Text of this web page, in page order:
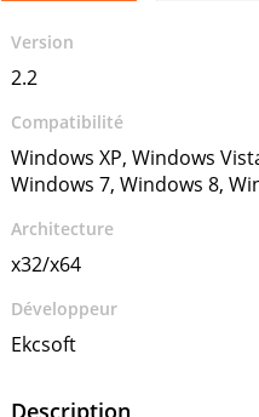
Version
2.2
Compatibilité
Windows XP, Windows
Windows 7, Windows 8,
Architecture
x32/x64
Développeur
Ekcsoft
Description